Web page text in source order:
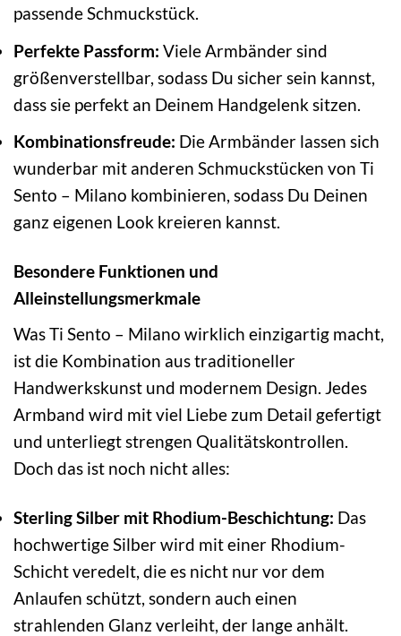
passende Schmuckstück.
Perfekte Passform: Viele Armbänder sind
größenverstellbar, sodass Du sicher sein kannst,
dass sie perfekt an Deinem Handgelenk sitzen.
Kombinationsfreude: Die Armbänder lassen sich
wunderbar mit anderen Schmuckstücken von Ti
Sento – Milano kombinieren, sodass Du Deinen
ganz eigenen Look kreieren kannst.
Besondere Funktionen und
Alleinstellungsmerkmale
Was Ti Sento – Milano wirklich einzigartig macht,
ist die Kombination aus traditioneller
Handwerkskunst und modernem Design. Jedes
Armband wird mit viel Liebe zum Detail gefertigt
und unterliegt strengen Qualitätskontrollen.
Doch das ist noch nicht alles:
Sterling Silber mit Rhodium-Beschichtung: Das
hochwertige Silber wird mit einer Rhodium-
Schicht veredelt, die es nicht nur vor dem
Anlaufen schützt, sondern auch einen
strahlenden Glanz verleiht, der lange anhält.